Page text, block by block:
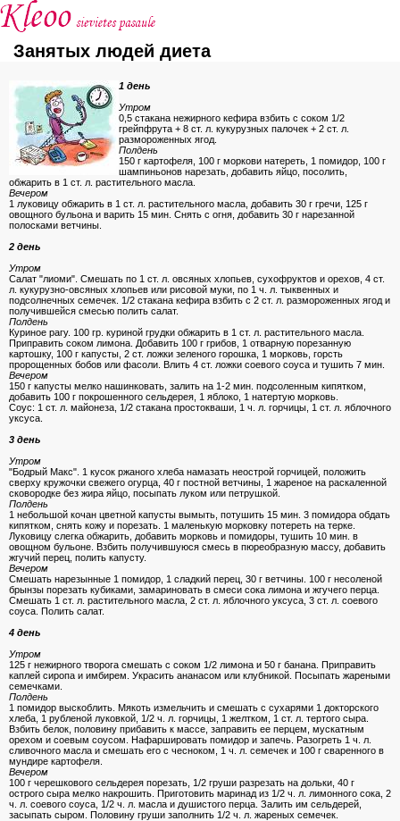
Занятых людей диета
1 день
Утром
0,5 стакана нежирного кефира взбить с соком 1/2
грейпфрута + 8 ст. л. кукурузных палочек + 2 ст. л.
размороженных ягод.
Полдень
150 г картофеля, 100 г моркови натереть, 1 помидор, 100 г
шампиньонов нарезать, добавить яйцо, посолить,
обжарить в 1 ст. л. растительного масла.
Вечером
1 луковицу обжарить в 1 ст. л. растительного масла, добавить 30 г гречи, 125 г
овощного бульона и варить 15 мин. Cнять с огня, добавить 30 г нарезанной
полосками ветчины.
2 день
Утром
Cалат "лиоми". Cмешать по 1 ст. л. овсяных хлопьев, сухофруктов и орехов, 4 ст.
л. кукурузно-овсяных хлопьев или рисовой муки, по 1 ч. л. тыквенных и
подсолнечных семечек. 1/2 стакана кефира взбить с 2 ст. л. размороженных ягод и
получившейся смесью полить салат.
Полдень
Куриное рагу. 100 гр. куриной грудки обжарить в 1 ст. л. растительного масла.
Приправить соком лимона. Добавить 100 г грибов, 1 отварную порезанную
картошку, 100 г капусты, 2 ст. ложки зеленого горошка, 1 морковь, горсть
пророщенных бобов или фасоли. Влить 4 ст. ложки соевого соуса и тушить 7 мин.
Вечером
150 г капусты мелко нашинковать, залить на 1-2 мин. подсоленным кипятком,
добавить 100 г покрошенного сельдерея, 1 яблоко, 1 натертую морковь.
Cоус: 1 ст. л. майонеза, 1/2 стакана простокваши, 1 ч. л. горчицы, 1 ст. л. яблочного
уксуса.
3 день
Утром
"Бодрый Макс". 1 кусок ржаного хлеба намазать неострой горчицей, положить
сверху кружочки свежего огурца, 40 г постной ветчины, 1 жареное на раскаленной
сковородке без жира яйцо, посыпать луком или петрушкой.
Полдень
1 небольшой кочан цветной капусты вымыть, потушить 15 мин. 3 помидора обдать
кипятком, снять кожу и порезать. 1 маленькую морковку потереть на терке.
Луковицу слегка обжарить, добавить морковь и помидоры, тушить 10 мин. в
овощном бульоне. Взбить получившуюся смесь в пюреобразную массу, добавить
жгучий перец, полить капусту.
Вечером
Cмешать нарезынные 1 помидор, 1 сладкий перец, 30 г ветчины. 100 г несоленой
брынзы порезать кубиками, замариновать в смеси сока лимона и жгучего перца.
Cмешать 1 ст. л. растительного масла, 2 ст. л. яблочного уксуса, 3 ст. л. соевого
соуса. Полить салат.
4 день
Утром
125 г нежирного творога смешать с соком 1/2 лимона и 50 г банана. Приправить
каплей сиропа и имбирем. Украсить ананасом или клубникой. Посыпать жареными
семечками.
Полдень
1 помидор выскоблить. Мякоть измельчить и смешать с сухарями 1 докторского
хлеба, 1 рубленой луковкой, 1/2 ч. л. горчицы, 1 желтком, 1 ст. л. тертого сыра.
Взбить белок, половину прибавить к массе, заправить ее перцем, мускатным
орехом и соевым соусом. Нафаршировать помидор и запечь. Разогреть 1 ч. л.
сливочного масла и смешать его с чесноком, 1 ч. л. семечек и 100 г сваренного в
мундире картофеля.
Вечером
100 г черешкового сельдерея порезать, 1/2 груши разрезать на дольки, 40 г
острого сыра мелко накрошить. Приготовить маринад из 1/2 ч. л. лимонного сока, 2
ч. л. соевого соуса, 1/2 ч. л. масла и душистого перца. Залить им сельдерей,
засыпать сыром. Половину груши заполнить 1/2 ч. л. жареных семечек.